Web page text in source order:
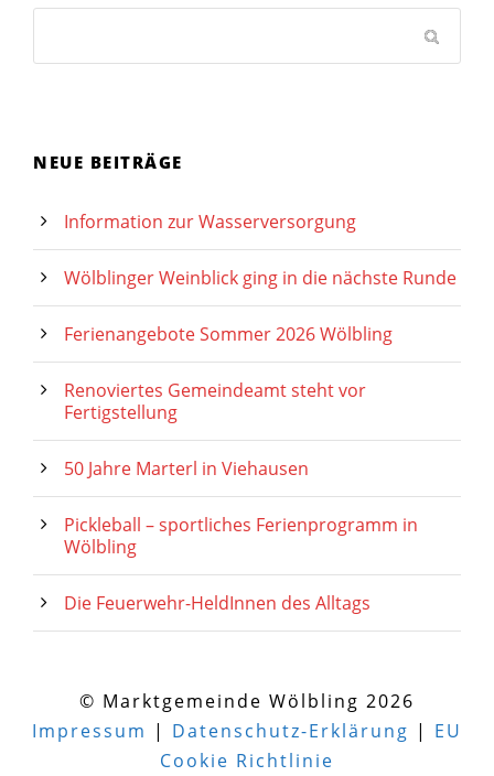
NEUE BEITRÄGE
Information zur Wasserversorgung
Wölblinger Weinblick ging in die nächste Runde
Ferienangebote Sommer 2026 Wölbling
Renoviertes Gemeindeamt steht vor
Fertigstellung
50 Jahre Marterl in Viehausen
Pickleball – sportliches Ferienprogramm in
Wölbling
Die Feuerwehr-HeldInnen des Alltags
© Marktgemeinde Wölbling 2026
Impressum | Datenschutz-Erklärung | EU
Cookie Richtlinie